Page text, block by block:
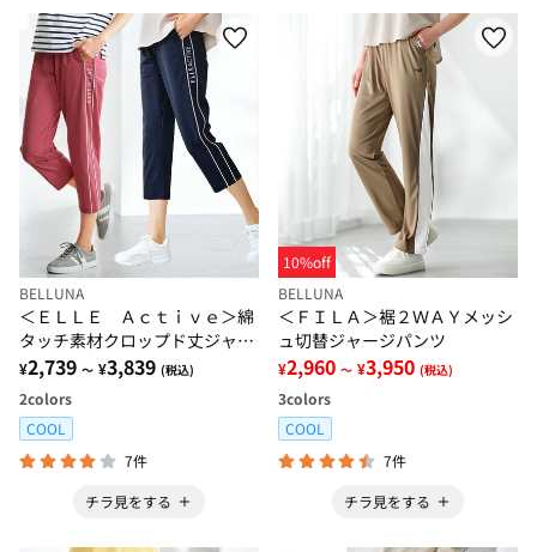
BELLUNA
＜ＥＬＬＥ Ａｃｔｉｖｅ＞綿
タッチ素材クロップド丈ジャー
ジパンツ
¥2,739 ～ ¥3,839 (税込)
2colors
COOL
7件
チラ見をする
10%off
BELLUNA
＜ＦＩＬＡ＞裾２ＷＡＹメッシ
ュ切替ジャージパンツ
¥2,960 ～ ¥3,950 (税込)
3colors
COOL
7件
チラ見をする